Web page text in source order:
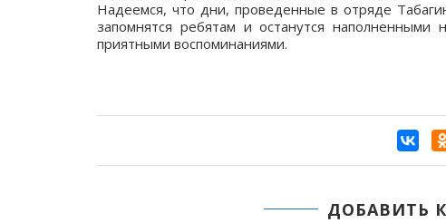
Надеемся, что дни, проведенные в отряде
запомнятся ребятам и останутся
приятными воспоминаниями.
ДОБАВИТЬ